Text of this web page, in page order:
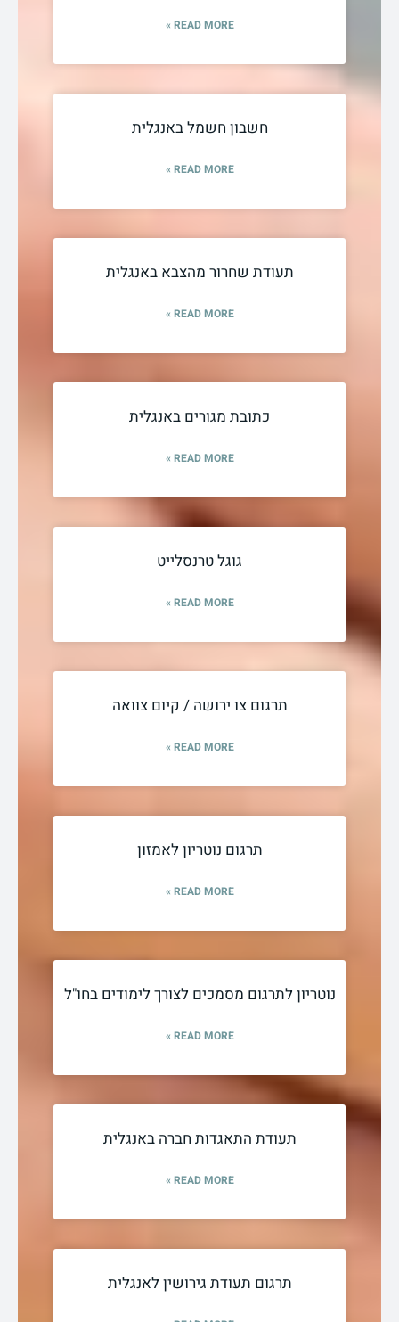
READ MORE »
חשבון חשמל באנגלית
READ MORE »
תעודת שחרור מהצבא באנגלית
READ MORE »
כתובת מגורים באנגלית
READ MORE »
גוגל טרנסלייט
READ MORE »
תרגום צו ירושה / קיום צוואה
READ MORE »
תרגום נוטריון לאמזון
READ MORE »
נוטריון לתרגום מסמכים לצורך לימודים בחו"ל
READ MORE »
תעודת התאגדות חברה באנגלית
READ MORE »
תרגום תעודת גירושין לאנגלית